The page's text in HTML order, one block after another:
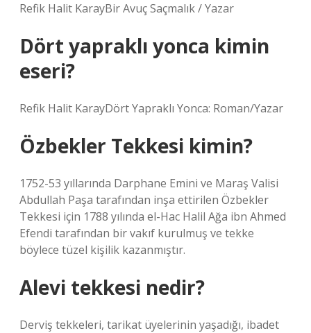
Refik Halit KarayBir Avuç Saçmalık / Yazar
Dört yapraklı yonca kimin
eseri?
Refik Halit KarayDört Yapraklı Yonca: Roman/Yazar
Özbekler Tekkesi kimin?
1752-53 yıllarında Darphane Emini ve Maraş Valisi
Abdullah Paşa tarafından inşa ettirilen Özbekler
Tekkesi için 1788 yılında el-Hac Halil Ağa ibn Ahmed
Efendi tarafından bir vakıf kurulmuş ve tekke
böylece tüzel kişilik kazanmıştır.
Alevi tekkesi nedir?
Derviş tekkeleri, tarikat üyelerinin yaşadığı, ibadet